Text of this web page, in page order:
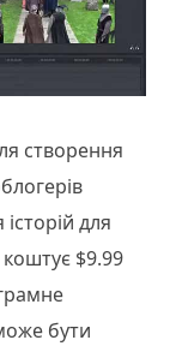
створення
для
коштує $9.99
бути